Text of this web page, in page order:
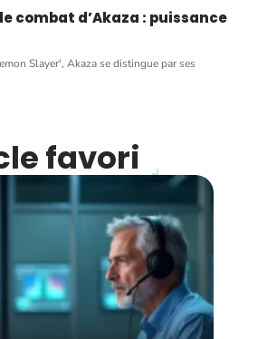
combat d’Akaza : puissance
Slayer', Akaza se distingue par ses
favori